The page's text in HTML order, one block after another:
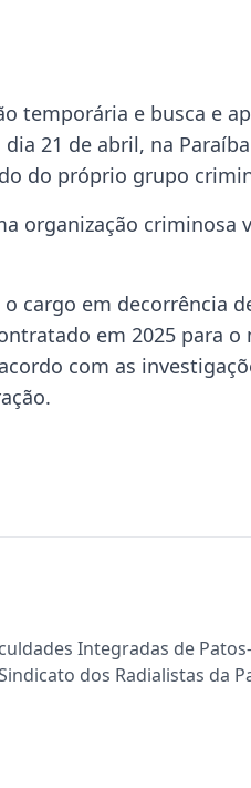
temporária e busca e
21 de abril, na
do próprio grupo
organização criminosa
cargo em decorrência
em 2025 para o
com as
Integradas de
dos Radialistas da